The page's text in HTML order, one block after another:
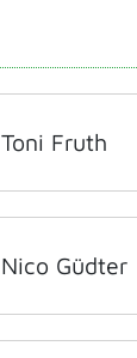
Toni Fruth
Nico Güdter